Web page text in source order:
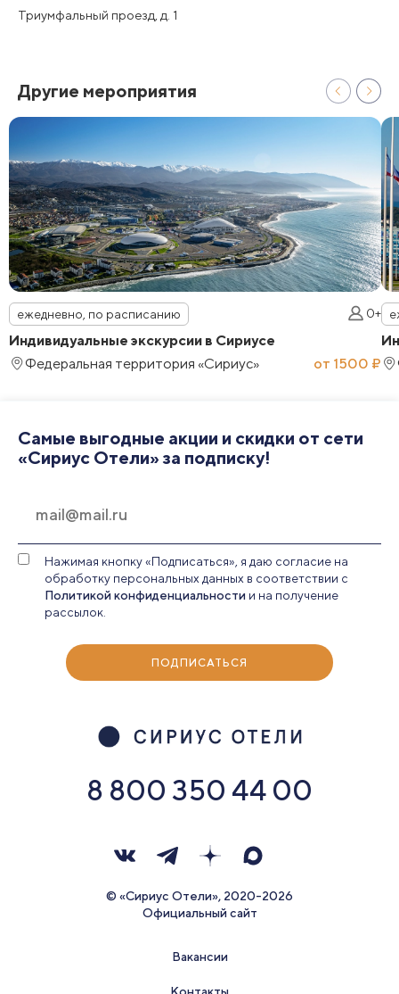
Триумфальный проезд, д. 1
Другие мероприятия
ежедневно, по расписанию 0+
Индивидуальные экскурсии в Сириусе
Федеральная территория «Сириус»
от 1500 ₽
8 800 350 44 00
© «Сириус Отели», 2020-2026
Официальный сайт
Вакансии
Самые выгодные акции и скидки от сети
«Сириус Отели» за подписку!
Нажимая кнопку «Подписаться», я даю согласие на
обработку персональных данных в соответствии с
Политикой конфиденциальности и на получение
рассылок.
ПОДПИСАТЬСЯ